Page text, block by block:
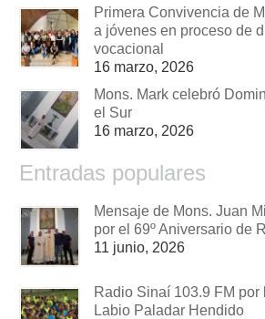
Primera Convivencia de
a jóvenes en proceso de
vocacional
16 marzo, 2026
Mons. Mark celebró
el Sur
16 marzo, 2026
Entradas populares
Mensaje de Mons. Juan
por el 69º Aniversario de
11 junio, 2026
Radio Sinaí 103.9 FM por
Labio Paladar Hendido